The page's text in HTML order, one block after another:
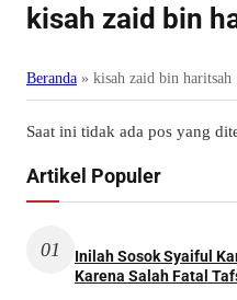
kisah zaid bin
Beranda » kisah zaid bin haritsah
Saat ini tidak ada pos yang
Artikel Populer
01
Inilah Sosok Syaiful
Karena Salah Fatal